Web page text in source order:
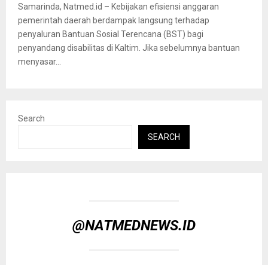
Samarinda, Natmed.id – Kebijakan efisiensi anggaran
pemerintah daerah berdampak langsung terhadap
penyaluran Bantuan Sosial Terencana (BST) bagi
penyandang disabilitas di Kaltim. Jika sebelumnya bantuan
menyasar...
Search
SEARCH
@NATMEDNEWS.ID